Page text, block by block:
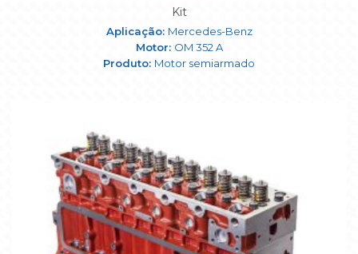
Kit
Mercedes-Benz
OM 352 A
Motor semiarmado